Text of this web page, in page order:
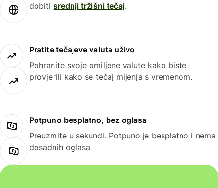
dobiti srednji tržišni tečaj.
Pratite tečajeve valuta uživo
Pohranite svoje omiljene valute kako biste
provjerili kako se tečaj mijenja s vremenom.
Potpuno besplatno, bez oglasa
Preuzmite u sekundi. Potpuno je besplatno i nema
dosadnih oglasa.